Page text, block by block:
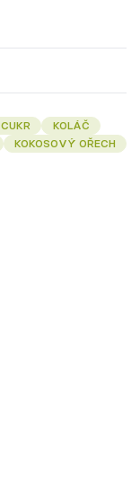
CUKR
KOLÁČ
KOKOSOVÝ OŘECH